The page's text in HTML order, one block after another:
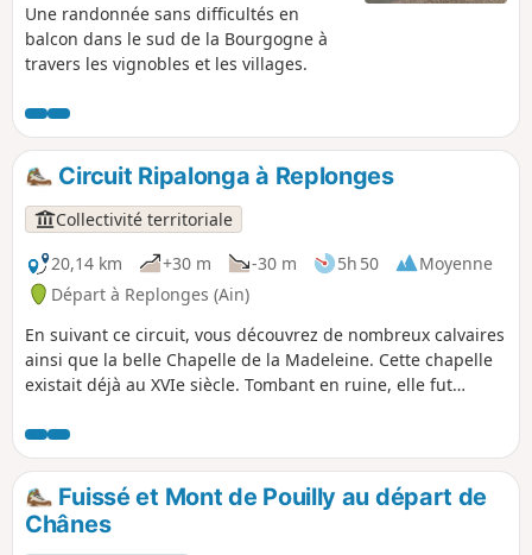
Une randonnée sans difficultés en
balcon dans le sud de la Bourgogne à
travers les vignobles et les villages.
Circuit Ripalonga à Replonges
Collectivité territoriale
20,14 km
+30 m -30 m 5h 50
Moyenne
Départ à Replonges (Ain)
En suivant ce circuit, vous découvrez de nombreux calvaires
ainsi que la belle Chapelle de la Madeleine. Cette chapelle
existait déjà au XVIe siècle. Tombant en ruine, elle fut
Fuissé et Mont de Pouilly au départ de
Chânes